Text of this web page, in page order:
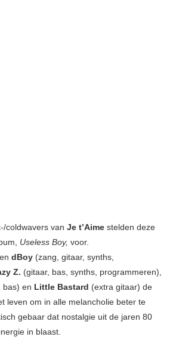
coldwavers van Je t’Aime stelden deze
Useless Boy, voor.
dBoy (zang, gitaar, synths,
Z. (gitaar, bas, synths, programmeren),
bas) en Little Bastard (extra gitaar) de
leven om in alle melancholie beter te
gebaar dat nostalgie uit de jaren 80
in blaast.